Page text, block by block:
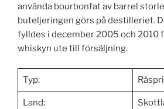
använda bourbonfat av barrel
buteljeringen görs på destilleriet.
fylldes i december 2005 och 2010
whiskyn ute till försäljning.
Typ:
Land: